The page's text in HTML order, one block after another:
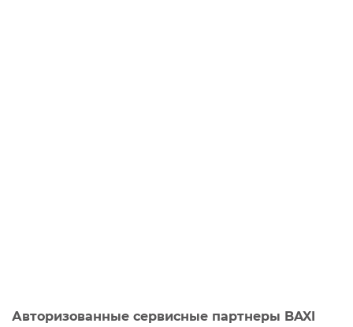
Авторизованные сервисные партнеры BAXI